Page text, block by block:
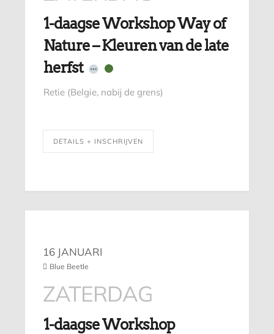
1-daagse Workshop Way of
Nature – Kleuren van de late
herfst
Retie (Belgie, nabij de grens)
DETAILS + INSCHRIJVEN
16 JANUARI
Blue Beetle
ZATERDAG
1-daagse Workshop